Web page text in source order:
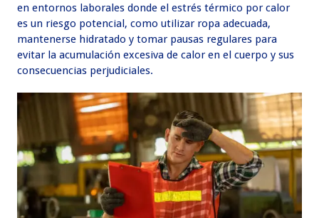
en entornos laborales donde el estrés térmico por calor
es un riesgo potencial, como utilizar ropa adecuada,
mantenerse hidratado y tomar pausas regulares para
evitar la acumulación excesiva de calor en el cuerpo y sus
consecuencias perjudiciales.